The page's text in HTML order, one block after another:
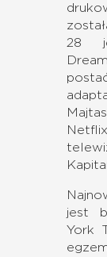
28
jest
York